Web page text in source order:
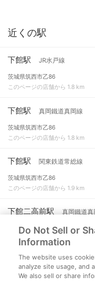
近くの駅
下館駅 JR水戸線
茨城県筑西市乙86
このページの店舗から 1.8 km
下館駅 真岡鐵道真岡線
茨城県筑西市乙86
このページの店舗から 1.8 km
下館駅 関東鉄道常総線
茨城県筑西市乙86
このページの店舗から 1.9 km
下館二高前駅 真岡鐵道真
筑西市岡芹
このページの店舗から 2.2 km
折本駅 真岡鐵道真岡線
筑西市折本
Do Not Sell or
Information
The website uses
analyze site usage, and
We also sell or share